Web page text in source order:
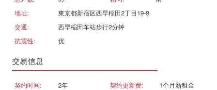
地址:
東京都新宿区西早稲田2丁目19-8
交通:
西早稲田车站步行2分钟
抗震性:
优
交易信息
契约时间: 2年 契约更新费:
1个月新租金